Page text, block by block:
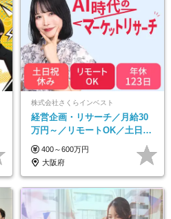
株式会社さくらインベスト
経営企画・リサーチ／月給30
万円～／リモートOK／土日祝
休み／生成AIを活用できる方
歓迎
400～600万円
大阪府